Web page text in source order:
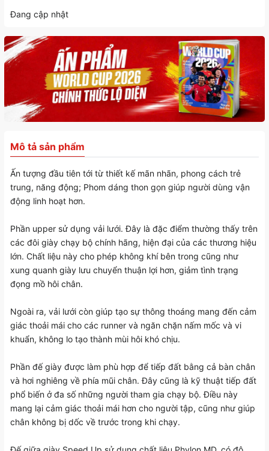
Đang cập nhật
Mô tả sản phẩm
Ấn tượng đầu tiên tới từ thiết kế mãn nhãn, phong cách trẻ
trung, năng động; Phom dáng thon gọn giúp người dùng vận
động linh hoạt hơn.
Phần upper sử dụng vải lưới. Đây là đặc điểm thường thấy trên
các đôi giày chạy bộ chính hãng, hiện đại của các thương hiệu
lớn. Chất liệu này cho phép không khí bên trong cũng như
xung quanh giày lưu chuyển thuận lợi hơn, giảm tình trạng
đọng mồ hôi chân.
Ngoài ra, vải lưới còn giúp tạo sự thông thoáng mang đến cảm
giác thoải mái cho các runner và ngăn chặn nấm mốc và vi
khuẩn, không lo tạo thành mùi hôi khó chịu.
Phần đế giày được làm phù hợp để tiếp đất bằng cả bàn chân
và hơi nghiêng về phía mũi chân. Đây cũng là kỹ thuật tiếp đất
phổ biến ở đa số những người tham gia chạy bộ. Điều này
mang lại cảm giác thoải mái hơn cho người tập, cũng như giúp
chân không bị dốc về trước trong khi chạy.